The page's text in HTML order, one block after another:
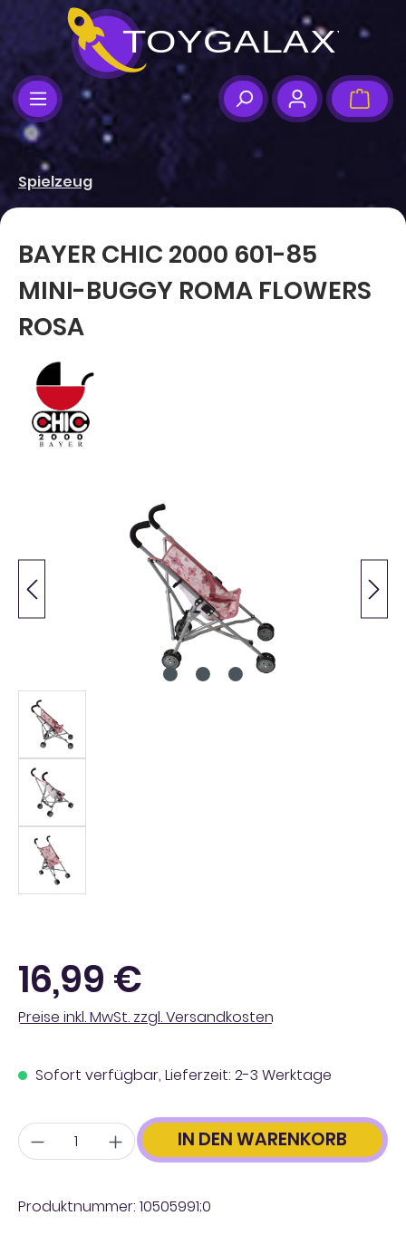
Zum Hauptinhalt springen
Spielzeug
BAYER CHIC 2000 601-85
MINI-BUGGY ROMA FLOWERS
ROSA
Regulärer Preis:
16,99 €
Preise inkl. MwSt. zzgl. Versandkosten
Sofort verfügbar, Lieferzeit: 2-3 Werktage
Anzahl IN DEN WARENKORB
Produktnummer: 10505991;0